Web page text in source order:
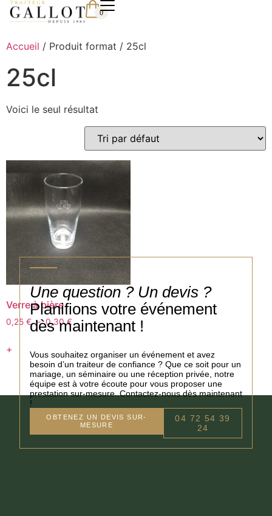
0
Accueil / Produit format / 25cl
25cl
Voici le seul résultat
Verre à bière
0,25 € – 0,30€
+
Une question ? Un devis ?
Planifions votre événement
dès maintenant !
Vous souhaitez organiser un événement et avez
besoin d’un traiteur de confiance ? Que ce soit pour un
mariage, un séminaire ou une réception privée, notre
équipe est à votre écoute pour vous proposer une
prestation sur-mesure. Contactez-nous dès maintenant
!
OBTENEZ UN DEVIS SUR-
MESURE
04 72 54 39
24